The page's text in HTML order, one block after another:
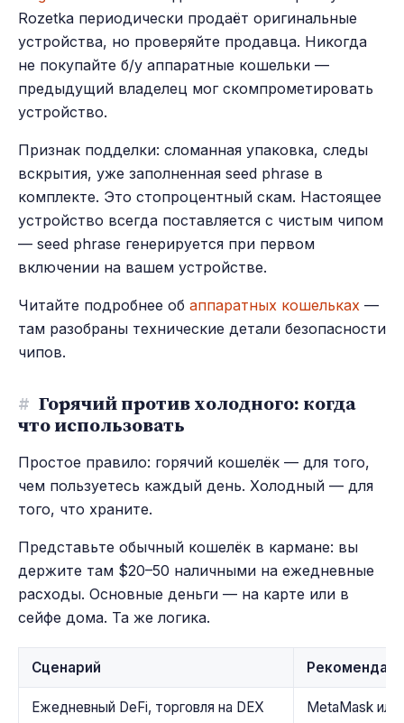
Rozetka периодически продаёт оригинальные
устройства, но проверяйте продавца. Никогда
не покупайте б/у аппаратные кошельки —
предыдущий владелец мог скомпрометировать
устройство.
Признак подделки: сломанная упаковка, следы
вскрытия, уже заполненная seed phrase в
комплекте. Это стопроцентный скам. Настоящее
устройство всегда поставляется с чистым чипом
— seed phrase генерируется при первом
включении на вашем устройстве.
Читайте подробнее об аппаратных кошельках —
там разобраны технические детали безопасности
чипов.
# Горячий против холодного: когда
что использовать
Простое правило: горячий кошелёк — для того,
чем пользуетесь каждый день. Холодный — для
того, что храните.
Представьте обычный кошелёк в кармане: вы
держите там $20–50 наличными на ежедневные
расходы. Основные деньги — на карте или в
сейфе дома. Та же логика.
Сценарий
Ежедневный DeFi, торговля на DEX MetaMask или